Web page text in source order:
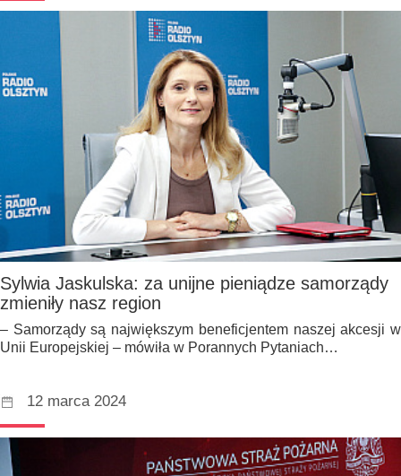
Sylwia Jaskulska: za unijne pieniądze samorządy
zmieniły nasz region
– Samorządy są największym beneficjentem naszej akcesji w
Unii Europejskiej – mówiła w Porannych Pytaniach…
12 marca 2024